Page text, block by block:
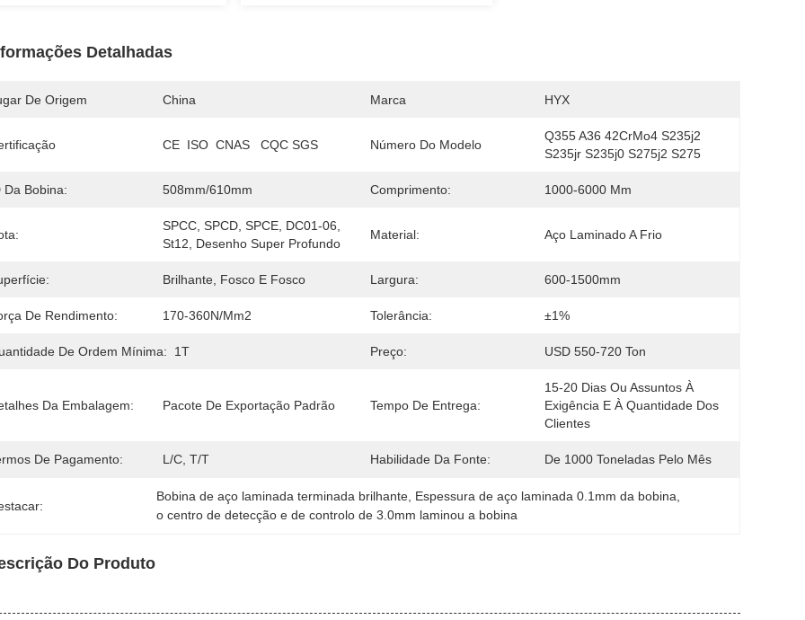
Detalhadas
De Origem China Marca HYX
CE  ISO  CNAS   CQC SGS Número Do Modelo
Q355 A36 42CrMo4 S235j2
S235jr S235j0 S275j2 S275
Da Bobina: 508mm/610mm Comprimento: 1000-6000 Mm
SPCC, SPCD, SPCE, DC01-06,
St12, Desenho Super Profundo
Material: Aço Laminado A Frio
Brilhante, Fosco E Fosco Largura: 600-1500mm
De Rendimento: 170-360N/mm2 Tolerância: ±1%
De Ordem Mínima: 1T Preço: USD 550-720 Ton
Da Embalagem: Pacote De Exportação Padrão Tempo De Entrega:
15-20 Dias Ou Assuntos À
Exigência E À Quantidade Dos
Clientes
De Pagamento: L/C, T/T Habilidade Da Fonte: De 1000 Toneladas Pelo Mês
Bobina de aço laminada terminada brilhante Espessura de aço laminada 0.1mm da bobina
o centro de detecção e de controlo de 3.0mm laminou a bobina
Do Produto